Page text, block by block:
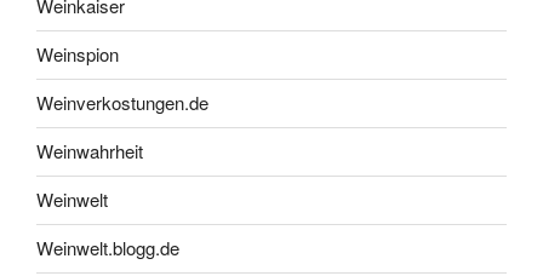
Weinkaiser
Weinspion
Weinverkostungen.de
Weinwahrheit
Weinwelt
Weinwelt.blogg.de